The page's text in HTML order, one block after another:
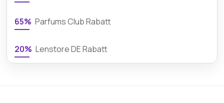
65% Parfums Club Rabatt
20% Lenstore DE Rabatt